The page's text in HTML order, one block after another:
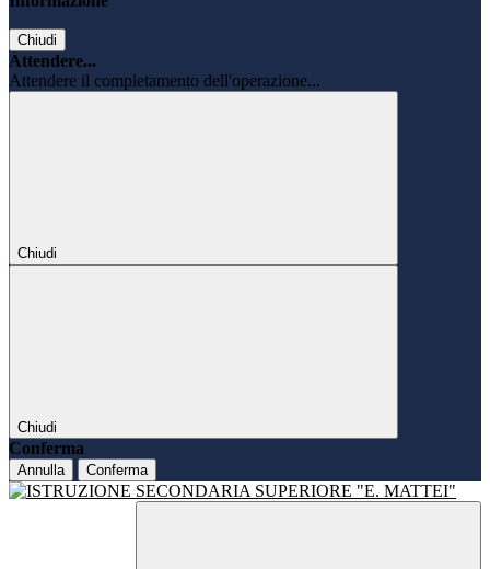
Chiudi
Attendere...
Attendere il completamento dell'operazione...
Chiudi
Chiudi
Conferma
Annulla Conferma